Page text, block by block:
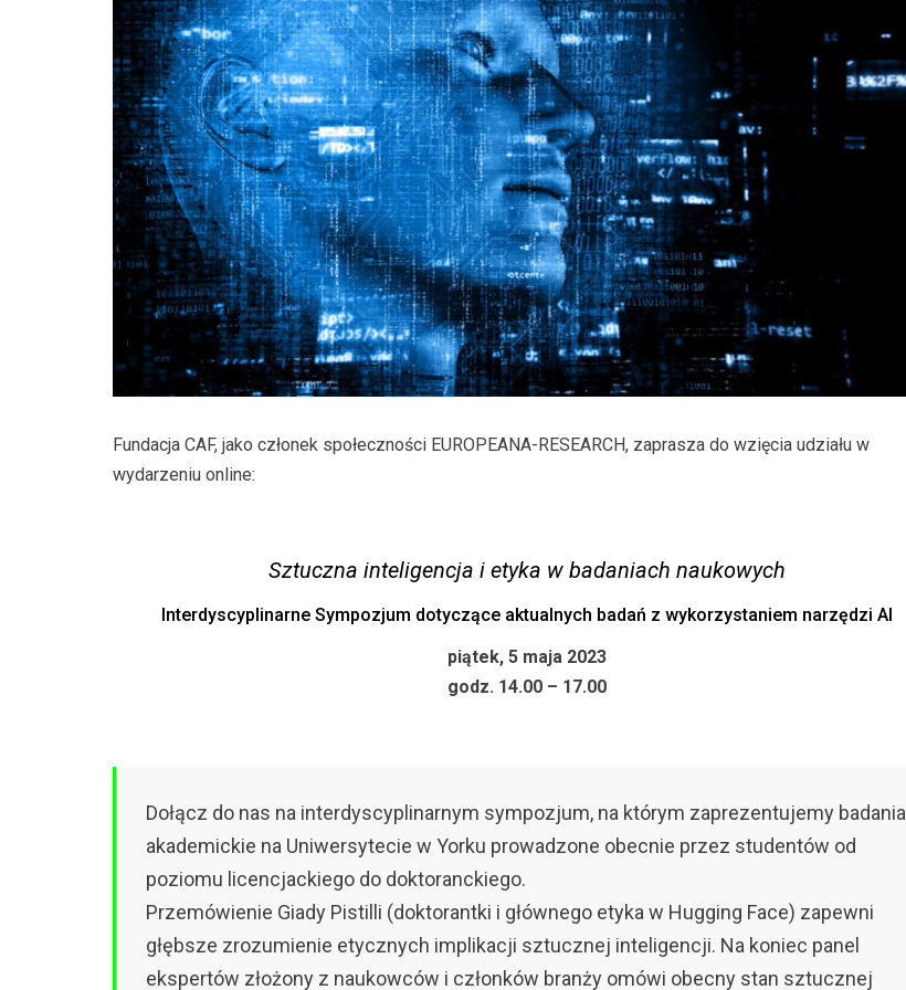
Fundacja CAF, jako członek społeczności EUROPEANA-RESEARCH, zaprasza do wzięcia udziału w
wydarzeniu online:
Sztuczna inteligencja i etyka w badaniach naukowych
Interdyscyplinarne Sympozjum dotyczące aktualnych badań z wykorzystaniem narzędzi AI
piątek, 5 maja 2023
godz. 14.00 – 17.00
Dołącz do nas na interdyscyplinarnym sympozjum, na którym zaprezentujemy badania
akademickie na Uniwersytecie w Yorku prowadzone obecnie przez studentów od
poziomu licencjackiego do doktoranckiego.
Przemówienie Giady Pistilli (doktorantki i głównego etyka w Hugging Face) zapewni
głębsze zrozumienie etycznych implikacji sztucznej inteligencji. Na koniec panel
ekspertów złożony z naukowców i członków branży omówi obecny stan sztucznej